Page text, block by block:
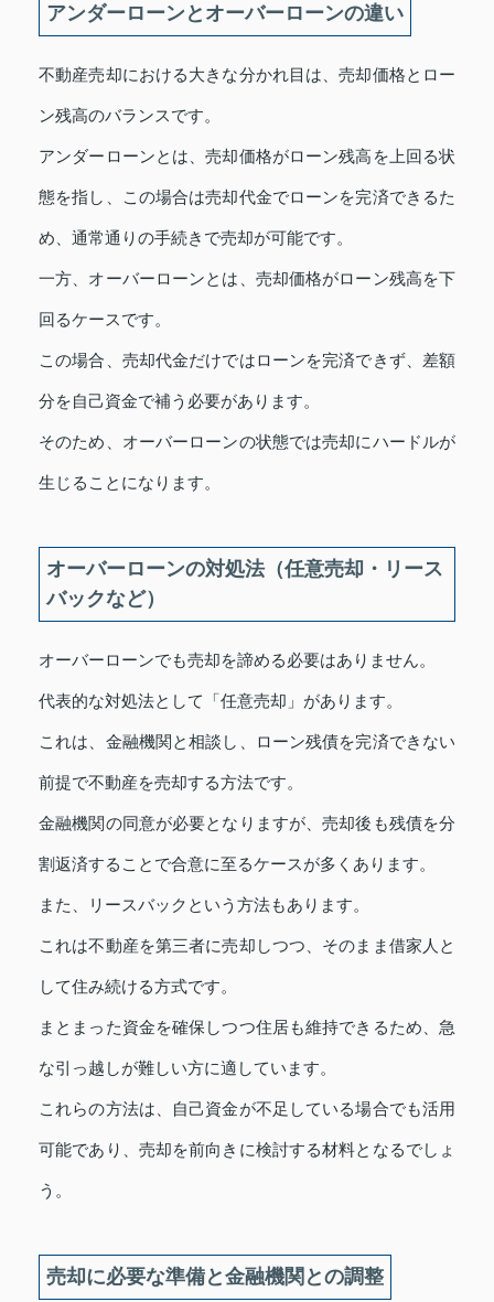
アンダーローンとオーバーローンの違い
不動産売却における大きな分かれ目は、売却価格とロー
ン残高のバランスです。
アンダーローンとは、売却価格がローン残高を上回る状
態を指し、この場合は売却代金でローンを完済できるた
め、通常通りの手続きで売却が可能です。
一方、オーバーローンとは、売却価格がローン残高を下
回るケースです。
この場合、売却代金だけではローンを完済できず、差額
分を自己資金で補う必要があります。
そのため、オーバーローンの状態では売却にハードルが
生じることになります。
オーバーローンの対処法（任意売却・リース
バックなど）
オーバーローンでも売却を諦める必要はありません。
代表的な対処法として「任意売却」があります。
これは、金融機関と相談し、ローン残債を完済できない
前提で不動産を売却する方法です。
金融機関の同意が必要となりますが、売却後も残債を分
割返済することで合意に至るケースが多くあります。
また、リースバックという方法もあります。
これは不動産を第三者に売却しつつ、そのまま借家人と
して住み続ける方式です。
まとまった資金を確保しつつ住居も維持できるため、急
な引っ越しが難しい方に適しています。
これらの方法は、自己資金が不足している場合でも活用
可能であり、売却を前向きに検討する材料となるでしょ
う。
売却に必要な準備と金融機関との調整